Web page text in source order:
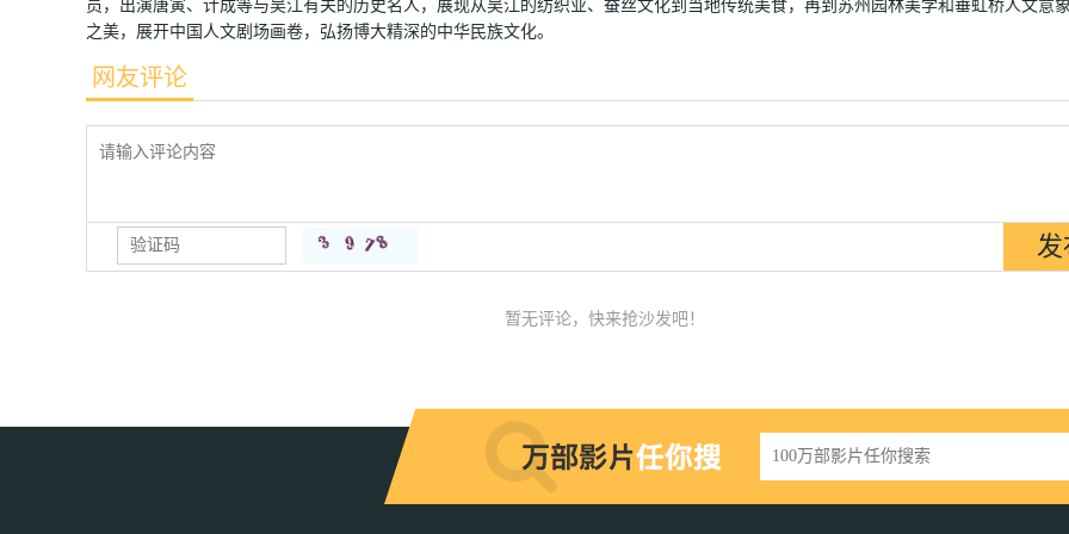
员，出演唐寅、计成等与吴江有关的历史名人，展现从吴江的纺织业、蚕丝文化到当地传统美食，再到苏州园林美学和垂虹桥人文意
之美，展开中国人文剧场画卷，弘扬博大精深的中华民族文化。
网友评论
暂无评论，快来抢沙发吧！